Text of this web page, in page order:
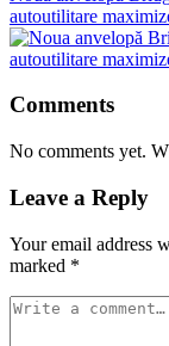
autoutilitare
Comments
No comments yet.
Leave a Reply
Your email address
marked *